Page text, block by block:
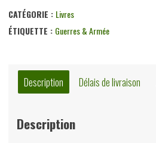
CATÉGORIE : Livres
ÉTIQUETTE : Guerres & Armée
Description Délais de livraison
Description